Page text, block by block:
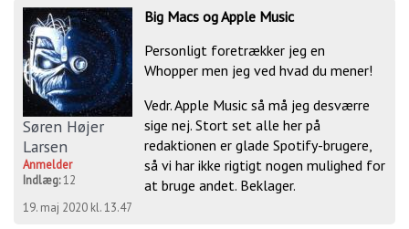
Søren Højer
Larsen
Anmelder
Indlæg:12
19. maj 2020 kl. 13.47
Big Macs og Apple Music
Personligt foretrækker jeg en
Whopper men jeg ved hvad du mener!
Vedr. Apple Music så må jeg desværre
sige nej. Stort set alle her på
redaktionen er glade Spotify-brugere,
så vi har ikke rigtigt nogen mulighed for
at bruge andet. Beklager.